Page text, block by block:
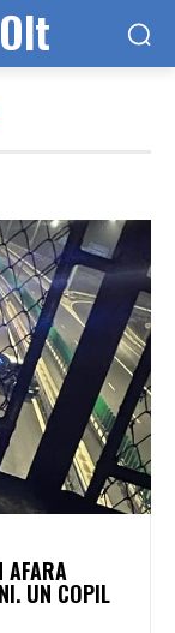
AFARA
UN COPIL